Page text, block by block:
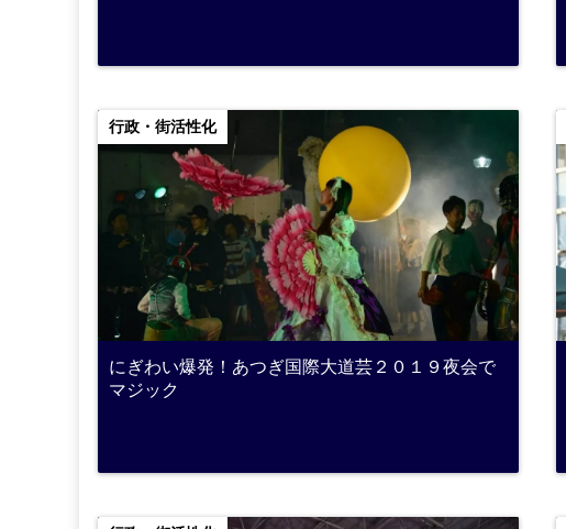
行政・街活性化
にぎわい爆発！あつぎ国際大道芸２０１９夜会で
マジック